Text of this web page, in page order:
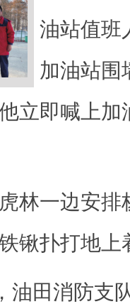
油站值班
加油站围
立即喊上
一边安排
锹扑打地
田消防支